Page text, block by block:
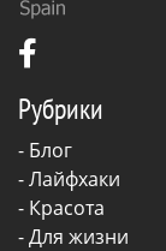
Рубрики
- Блог
-Лайфхаки
- Красота
-Для жизни